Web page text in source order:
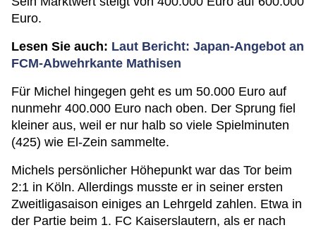
Euro.
Lesen Sie auch: Laut Bericht: Japan-Angebot an
FCM-Abwehrkante Mathisen
Für Michel hingegen geht es um 50.000 Euro auf
nunmehr 400.000 Euro nach oben. Der Sprung fiel
kleiner aus, weil er nur halb so viele Spielminuten
(425) wie El-Zein sammelte.
Michels persönlicher Höhepunkt war das Tor beim
2:1 in Köln. Allerdings musste er in seiner ersten
Zweitligasaison einiges an Lehrgeld zahlen. Etwa in
der Partie beim 1. FC Kaiserslautern, als er nach